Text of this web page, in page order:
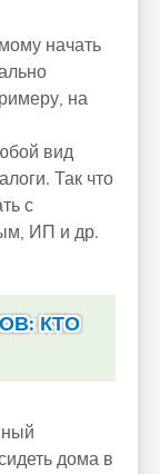
начать
на
вид
Так что
с
ИП и др.
КТО
дома в